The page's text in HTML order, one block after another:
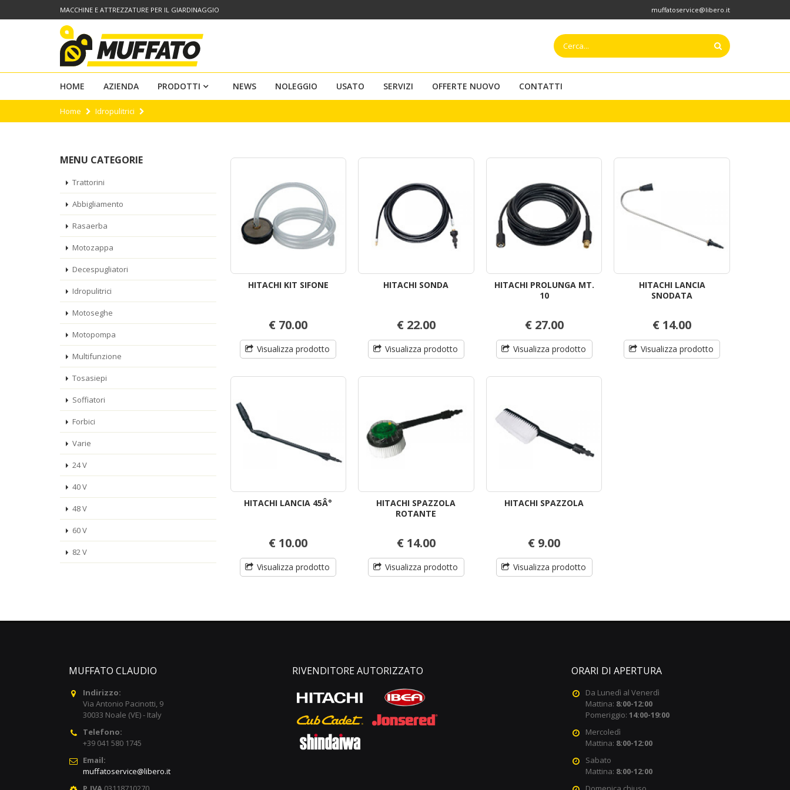
MACCHINE E ATTREZZATURE PER IL GIARDINAGGIO muffatoservice@libero.it
HOME AZIENDA PRODOTTI NEWS NOLEGGIO USATO SERVIZI OFFERTE NUOVO CONTATTI
Home Idropulitrici
HITACHI KIT SIFONE
€ 70.00
Visualizza prodotto
HITACHI SONDA
€ 22.00
Visualizza prodotto
HITACHI PROLUNGA MT.
10
€ 27.00
Visualizza prodotto
HITACHI LANCIA
SNODATA
€ 14.00
Visualizza prodotto
HITACHI LANCIA 45Â°
€ 10.00
Visualizza prodotto
HITACHI SPAZZOLA
ROTANTE
€ 14.00
Visualizza prodotto
HITACHI SPAZZOLA
€ 9.00
Visualizza prodotto
MENU CATEGORIE
Trattorini
Abbigliamento
Rasaerba
Motozappa
Decespugliatori
Idropulitrici
Motoseghe
Motopompa
Multifunzione
Tosasiepi
Soffiatori
Forbici
Varie
24 V
40 V
48 V
60 V
82 V
MUFFATO CLAUDIO
Indirizzo:
Via Antonio Pacinotti, 9
30033 Noale (VE) - Italy
Telefono:
+39 041 580 1745
Email:
muffatoservice@libero.it
RIVENDITORE AUTORIZZATO ORARI DI APERTURA
Da Lunedì al Venerdì
Mattina: 8:00-12:00
Pomeriggio: 14:00-19:00
Mercoledì
Mattina: 8:00-12:00
Sabato
Mattina: 8:00-12:00